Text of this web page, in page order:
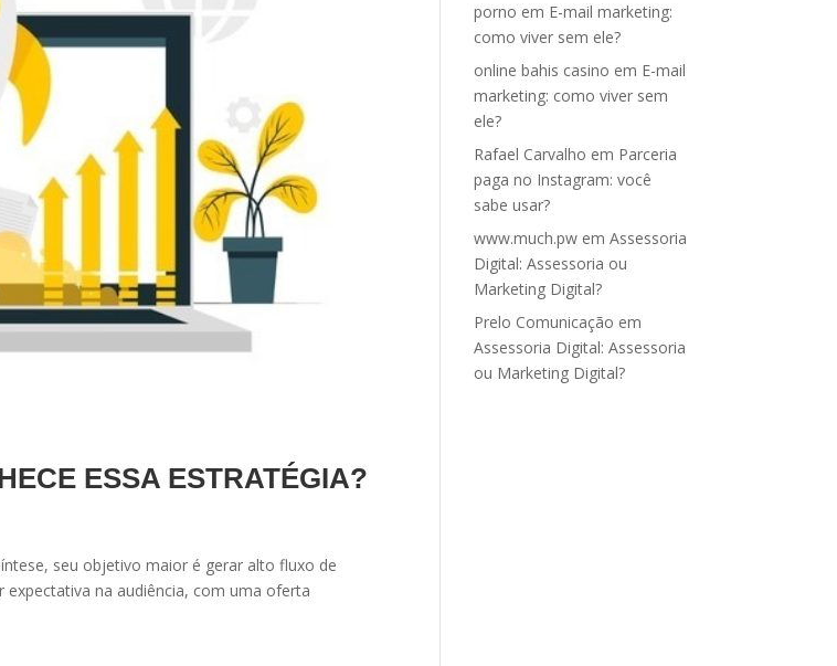
ESSA ESTRATÉGIA?
seu objetivo maior é gerar alto fluxo de
na audiência, com uma oferta
porno em E-mail marketing:
como viver sem ele?
online bahis casino em E-mail
marketing: como viver sem
ele?
Rafael Carvalho em Parceria
paga no Instagram: você
sabe usar?
www.much.pw emAssessoria
Digital: Assessoria ou
Marketing Digital?
Prelo Comunicação em
Assessoria Digital: Assessoria
ou Marketing Digital?